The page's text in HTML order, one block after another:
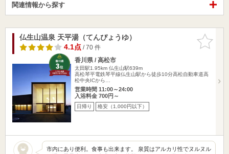
関連情報から探す
お気に入
りに追加
仏生山温泉 天平湯（てんぴょうゆ）
4.1点/ 70 件
香川県 / 高松市
太田駅1.95km 仏生山駅639m
高松琴平電鉄琴平線仏生山駅から徒歩10分高松自動車道高
松中央ICから…
営業時間 11:00～24:00
入浴料金 700円～
日帰り 格安（1,000円以下）
市内にあり便利。食事も出来ます。 泉質はアルカリ性でヌルヌル